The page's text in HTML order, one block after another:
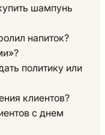
шампунь
напиток?
политику или
клиентов?
с днем